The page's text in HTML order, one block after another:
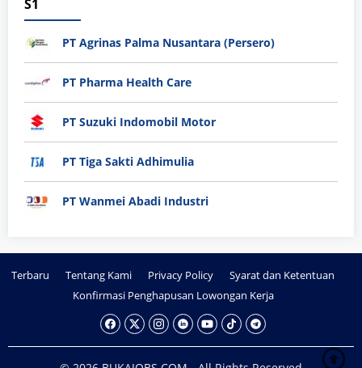
S1
PT Agrinas Palma Nusantara (Persero)
PT Pharma Health Care
PT Suzuki Indomobil Motor
PT Tiga Sakti Adhimulia
PT Wanmei Abadi Industri
Terbaru Tentang Kami Privacy Policy
Syarat dan Ketentuan
Konfirmasi Penghapusan Lowongan Kerja